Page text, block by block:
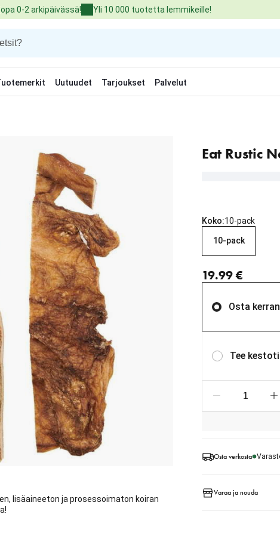
0-2 arkipäivässä! Yli 10 000 tuotetta lemmikeille!
Uutuudet Tarjoukset Palvelut
Eat Rustic
lisäaineeton ja prosessoimaton koiran
Koko:10-pack
10-pack
19.99 €
Osta kerran
Tee
Osta verkosta
Varaa ja nouda